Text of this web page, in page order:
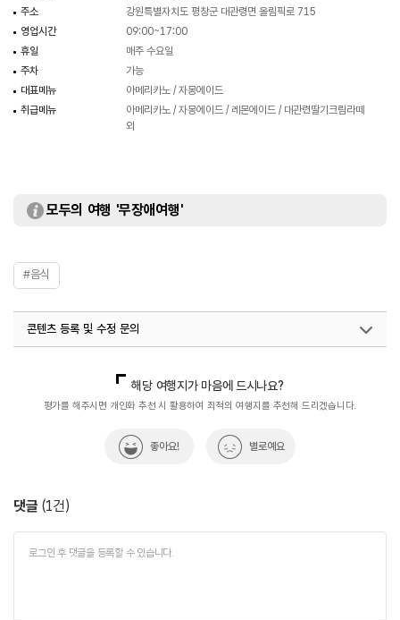
주소
강원특별자치도 평창군 대관령면 올림픽로 715
영업시간
09:00~17:00
휴일
매주 수요일
주차
가능
대표메뉴
아메리카노 / 자몽에이드
취급메뉴
아메리카노 / 자몽에이드 / 레몬에이드 / 대관련딸기크림라떼
외
모두의 여행 '무장애여행'
#음식
콘텐츠 등록 및 수정 문의
해당 여행지가 마음에 드시나요?
평가를 해주시면 개인화 추천 시 활용하여 최적의 여행지를 추천해 드리겠습니다.
좋아요! 별로예요
댓글 (1건)